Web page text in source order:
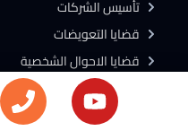
تأسيس الشركات
قضايا التعويضات
قضايا الاحوال الشخصية
التحكيم الدولى
التسجيل بالشهر العقارى